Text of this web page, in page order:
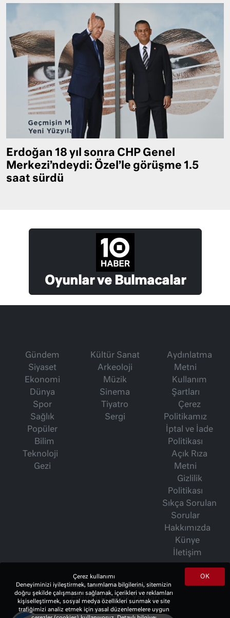
Erdoğan 18 yıl sonra CHP Genel
Merkezi’ndeydi: Özel’le görüşme 1.5
saat sürdü
Oyunlar ve Bulmacalar
Gündem
Siyaset
Ekonomi
Dünya
Spor
Sağlık
Popüler
Bilim
Teknoloji
Gezi
Kültür Sanat
Arkeoloji
Müzik
Sinema
Tiyatro
Sergi
Aydınlatma
Metni
Kullanım
Şartları
Çerez
Politikamız
İptal ve İade
Politikası
Açık Rıza
Metni
Gizlilik
Politikası
Sıkça Sorulan
Sorular
Hakkımızda
Künye
İletişim
İsmet Berkan Yazıları
Ertuğrul Özkök Yazıları
Haftalık Gazete
OK
Çerez kullanımı
Deneyiminizi iyileştirmek, tanımlama bilgilerini, sitemizin
doğru şekilde çalışmasını sağlamak, içerikleri ve reklamları
kişiselleştirmek, sosyal medya özellikleri sunmak ve site
trafiğimizi analiz etmek için yasal düzenlemelere uygun